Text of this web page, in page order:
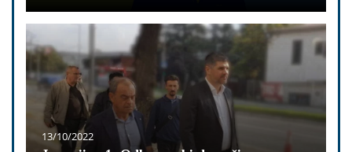
13/10/2022